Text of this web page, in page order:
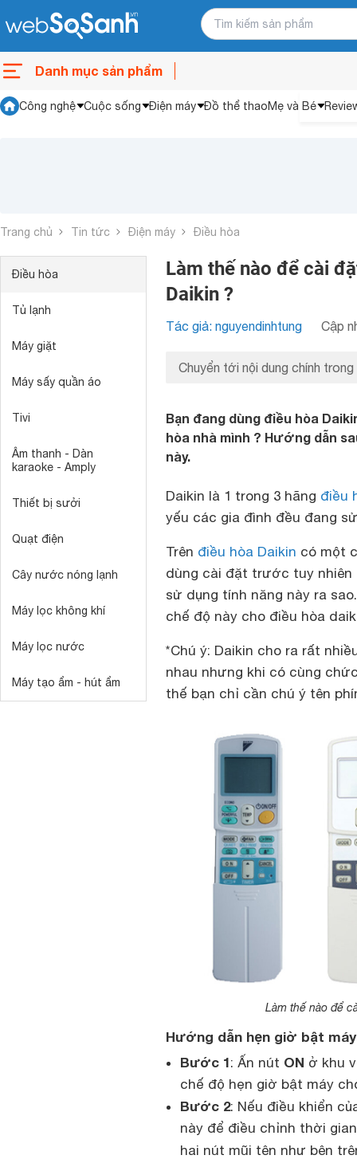
Danh mục sản phẩm
Công nghệ Cuộc sống Điện máy Đồ thể thaoMẹ và Bé
Trang chủ Tin tức Điện máy Điều hòa
Điều hòa
Tủ lạnh
Máy giặt
Máy sấy quần áo
Tivi
Âm thanh - Dàn
karaoke - Amply
Thiết bị sưởi
Quạt điện
Cây nước nóng lạnh
Máy lọc không khí
Máy lọc nước
Máy tạo ẩm - hút ẩm
Làm thế nào để cài
Daikin ?
Tác giả: nguyendinhtung Cập
Chuyển tới nội dung chính trong
Bạn đang dùng điều hòa
hòa nhà mình ? Hướng dẫn
này.
Daikin là 1 trong 3 hãng điều
yếu các gia đình đều đang
Trên điều hòa Daikin có một
dùng cài đặt trước tuy nhiên
sử dụng tính năng này ra
chế độ này cho điều hòa
*Chú ý: Daikin cho ra rất
nhau nhưng khi có cùng
thế bạn chỉ cần chú ý tên
Làm thế nào để
Hướng dẫn hẹn giờ bật
Bước 1: Ấn nút ON ở khu
chế độ hẹn giờ bật máy
Bước 2: Nếu điều khiển
này để điều chỉnh thời
hai nút mũi tên như bên